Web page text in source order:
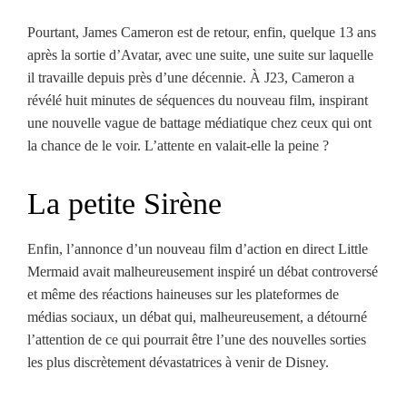
Pourtant, James Cameron est de retour, enfin, quelque 13 ans
après la sortie d’Avatar, avec une suite, une suite sur laquelle
il travaille depuis près d’une décennie. À J23, Cameron a
révélé huit minutes de séquences du nouveau film, inspirant
une nouvelle vague de battage médiatique chez ceux qui ont
la chance de le voir. L’attente en valait-elle la peine ?
La petite Sirène
Enfin, l’annonce d’un nouveau film d’action en direct Little
Mermaid avait malheureusement inspiré un débat controversé
et même des réactions haineuses sur les plateformes de
médias sociaux, un débat qui, malheureusement, a détourné
l’attention de ce qui pourrait être l’une des nouvelles sorties
les plus discrètement dévastatrices à venir de Disney.